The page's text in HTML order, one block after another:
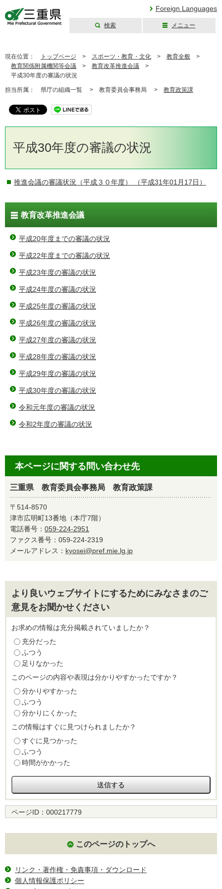
Foreign Languages
検索 メニュー
現在位置： トップページ > スポーツ・教育・文化 > 教育全般 >
教育関係附属機関等会議 > 教育改革推進会議 >
平成30年度の審議の状況
担当所属： 県庁の組織一覧 > 教育委員会事務局 > 教育政策課
平成30年度の審議の状況
推進会議の審議状況（平成３０年度） （平成31年01月17日）
教育改革推進会議
平成20年度までの審議の状況
平成22年度までの審議の状況
平成23年度の審議の状況
平成24年度の審議の状況
平成25年度の審議の状況
平成26年度の審議の状況
平成27年度の審議の状況
平成28年度の審議の状況
平成29年度の審議の状況
平成30年度の審議の状況
令和元年度の審議の状況
令和2年度の審議の状況
本ページに関する問い合わせ先
三重県 教育委員会事務局 教育政策課
〒514-8570
津市広明町13番地（本庁7階）
電話番号： 059-224-2951
ファクス番号：059-224-2319
メールアドレス： kyosei@pref.mie.lg.jp
より良いウェブサイトにするためにみなさまのご
意見をお聞かせください
お求めの情報は充分掲載されていましたか？
充分だった
ふつう
足りなかった
このページの内容や表現は分かりやすかったですか？
分かりやすかった
ふつう
分かりにくかった
この情報はすぐに見つけられましたか？
すぐに見つかった
ふつう
時間がかかった
ページID： 000217779
このページのトップへ
リンク・著作権・免責事項・ダウンロード
個人情報保護ポリシー